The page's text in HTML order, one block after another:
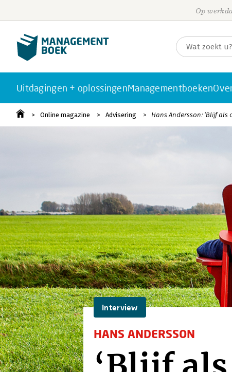
Op
Uitdagingen + oplossingenManagementboeken
Online magazine Advisering Hans Andersson: ‘Blijf
Interview
HANS ANDERSSON